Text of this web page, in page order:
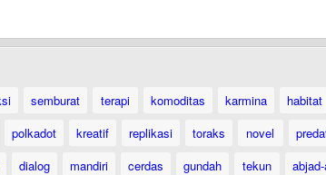
semburat terapi komoditas karmina habitat
polkadot kreatif replikasi toraks novel
dialog mandiri cerdas gundah tekun